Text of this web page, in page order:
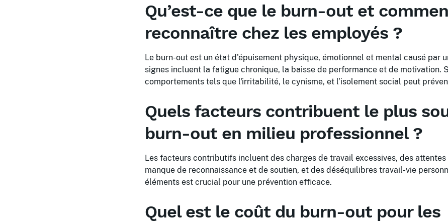
Qu’est-ce que le burn-out et
reconnaître chez les employés ?
Le burn-out est un état d'épuisement physique, émotionnel et mental causé par
signes incluent la fatigue chronique, la baisse de performance et de motivation.
comportements tels que l'irritabilité, le cynisme, et l’isolement social peut
Quels facteurs contribuent le plus
burn-out en milieu professionnel ?
Les facteurs contributifs incluent des charges de travail excessives, des attentes
manque de reconnaissance et de soutien, et des déséquilibres travail-vie
éléments est crucial pour une prévention efficace.
Quel est le coût du burn-out pour les